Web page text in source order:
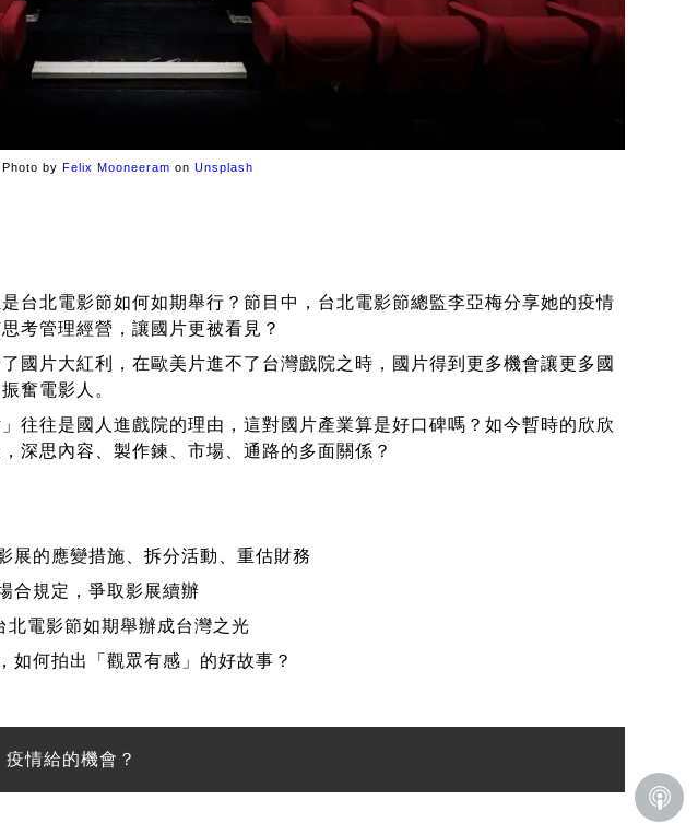
Photo by Felix Mooneeram on Unsplash
台北電影節如何如期舉行？節目中，台北電影節總監李亞梅分享她的疫情
考管理經營，讓國片更被看見？
國片大紅利，在歐美片進不了台灣戲院之時，國片得到更多機會讓更多國
奮電影人。
往往是國人進戲院的理由，這對國片產業算是好口碑嗎？如今暫時的欣欣
深思內容、製作鍊、市場、通路的多面關係？
展的應變措施、拆分活動、重估財務
合規定，爭取影展續辦
電影節如期舉辦成台灣之光
如何拍出「觀眾有感」的好故事？
情給的機會？